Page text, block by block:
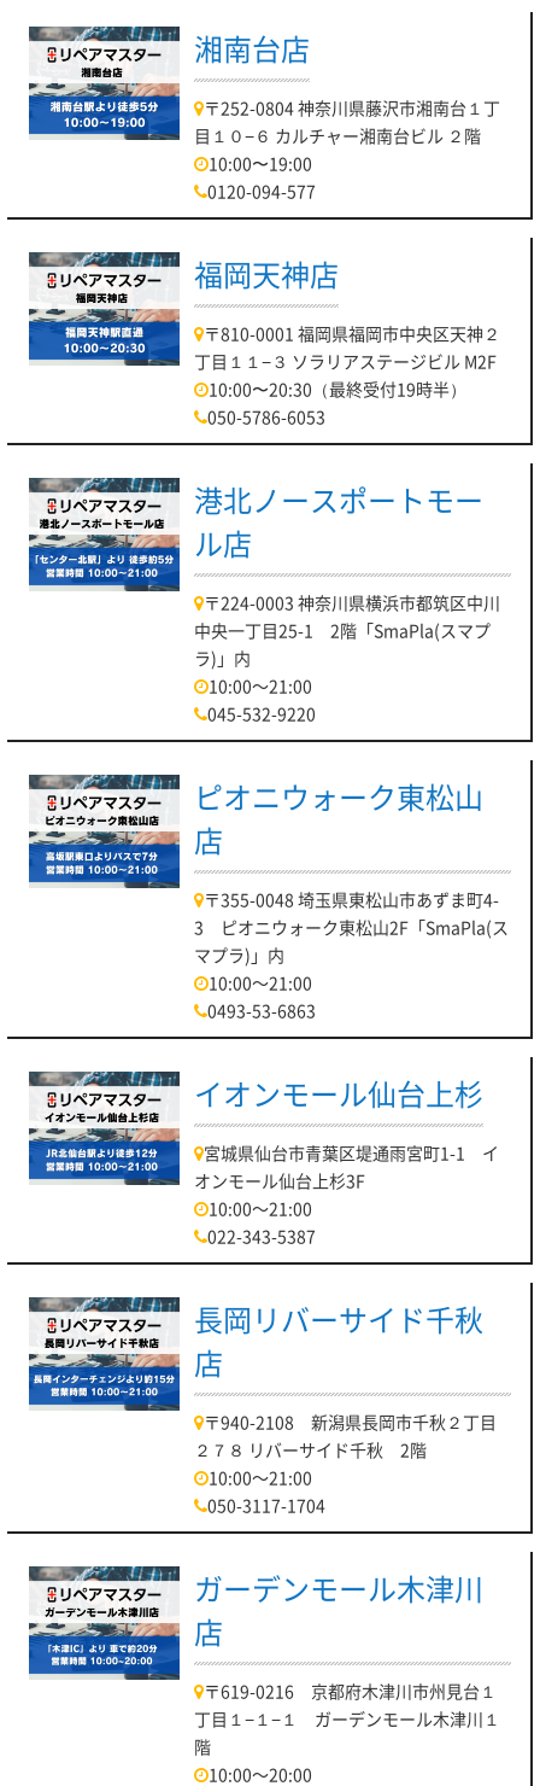
湘南台店
〒252-0804 神奈川県藤沢市湘南台１丁
目１０−６ カルチャー湘南台ビル ２階
10:00〜19:00
0120-094-577
福岡天神店
〒810-0001 福岡県福岡市中央区天神２
丁目１１−３ ソラリアステージビル M2F
10:00〜20:30（最終受付19時半）
050-5786-6053
港北ノースポートモー
ル店
〒224-0003 神奈川県横浜市都筑区中川
中央一丁目25-1 2階「SmaPla(スマプ
ラ)」内
10:00～21:00
045-532-9220
ピオニウォーク東松山
店
〒355-0048 埼玉県東松山市あずま町4-
3 ピオニウォーク東松山2F「SmaPla(ス
マプラ)」内
10:00～21:00
0493-53-6863
イオンモール仙台上杉
宮城県仙台市青葉区堤通雨宮町1-1 イ
オンモール仙台上杉3F
10:00～21:00
022-343-5387
長岡リバーサイド千秋
店
〒940-2108 新潟県長岡市千秋２丁目
２７８ リバーサイド千秋 2階
10:00～21:00
050-3117-1704
ガーデンモール木津川
店
〒619-0216 京都府木津川市州見台１
丁目１−１−１ ガーデンモール木津川１
階
10:00～20:00